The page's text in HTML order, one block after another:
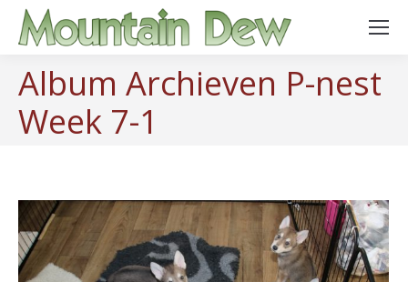
Album Archieven P-nest
Week 7-1